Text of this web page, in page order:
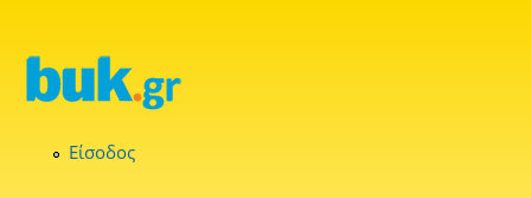
Είσοδος